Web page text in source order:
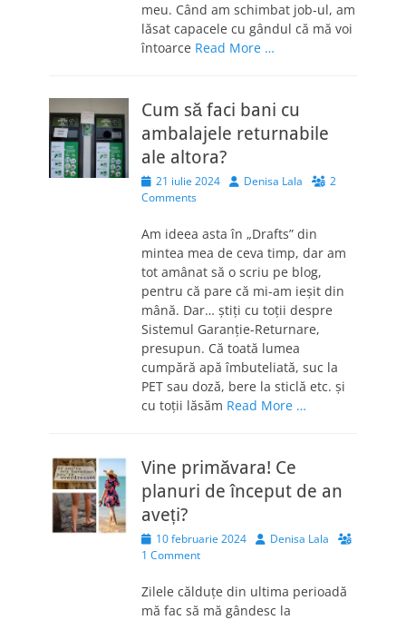
meu. Când am schimbat job-ul, am
lăsat capacele cu gândul că mă voi
întoarce Read More …
Cum să faci bani cu
ambalajele returnabile
ale altora?
Posted
on
21 iulie 2024 AuthorDenisa Lala
2
Comments
Am ideea asta în „Drafts” din
mintea mea de ceva timp, dar am
tot amânat să o scriu pe blog,
pentru că pare că mi-am ieșit din
mână. Dar… știți cu toții despre
Sistemul Garanție-Returnare,
presupun. Că toată lumea
cumpără apă îmbuteliată, suc la
PET sau doză, bere la sticlă etc. și
cu toții lăsăm Read More …
Vine primăvara! Ce
planuri de început de an
aveți?
Posted
on
10 februarie 2024 AuthorDenisa Lala
1 Comment
Zilele călduțe din ultima perioadă
mă fac să mă gândesc la